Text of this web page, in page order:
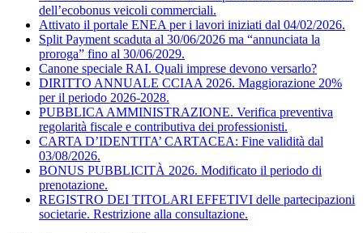
dell’ecobonus veicoli commerciali.
Attivato il portale ENEA per i lavori iniziati dal 04/02/2026.
Split Payment scaduta al 30/06/2026 ma “annunciata la
proroga” fino al 30/06/2029.
Canone speciale RAI. Quali imprese devono versarlo?
DIRITTO ANNUALE CCIAA 2026. Maggiorazione 20%
per il periodo 2026-2028.
PUBBLICA AMMINISTRAZIONE. Verifica preventiva
regolarità fiscale e contributiva dei professionisti.
CARTA D’IDENTITA’ CARTACEA: Fine validità dal
03/08/2026.
BONUS PUBBLICITÀ 2026. Modificato il periodo di
prenotazione.
REGISTRO DEI TITOLARI EFFETIVI delle partecipazioni
societarie. Restrizione alla consultazione.